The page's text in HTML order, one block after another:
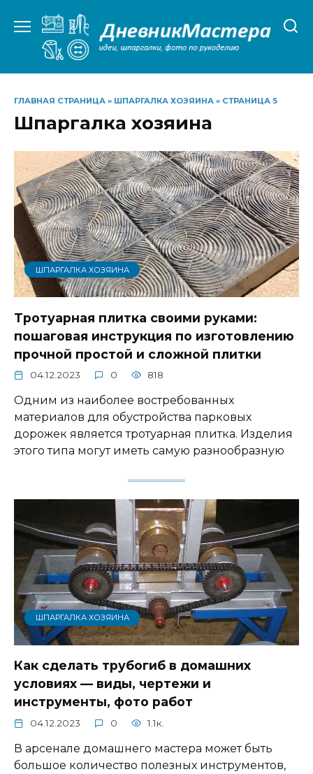
содержанию
ГЛАВНАЯ СТРАНИЦА » ШПАРГАЛКА ХОЗЯИНА » СТРАНИЦА 5
Шпаргалка хозяина
ШПАРГАЛКА ХОЗЯИНА
Тротуарная плитка своими руками:
пошаговая инструкция по изготовлению
прочной простой и сложной плитки
04.12.2023 0 818
Одним из наиболее востребованных
материалов для обустройства парковых
дорожек является тротуарная плитка. Изделия
этого типа могут иметь самую разнообразную
ШПАРГАЛКА ХОЗЯИНА
Как сделать трубогиб в домашних
условиях — виды, чертежи и
инструменты, фото работ
04.12.2023 0 1.1к.
В арсенале домашнего мастера может быть
большое количество полезных инструментов,